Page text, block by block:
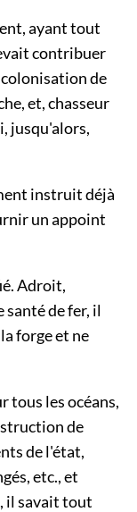
ayant tout
contribuer
de
et, chasseur
jusqu'alors,
instruit déjà
un appoint
Adroit,
de fer, il
forge et ne
tous les océans,
de
de l'état,
etc., et
il savait tout